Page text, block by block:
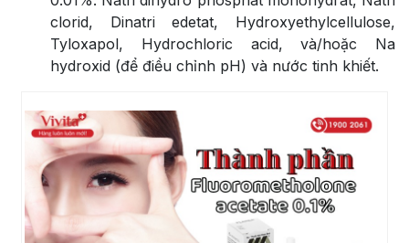
clorid, Dinatri edetat, Hydroxyethylcellulose,
Tyloxapol, Hydrochloric acid, và/hoặc Na
hydroxid (để điều chỉnh pH) và nước tinh khiết.